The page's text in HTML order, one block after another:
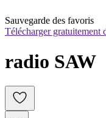
Sauvegarde des favoris
Télécharger gratuitement
radio SAW